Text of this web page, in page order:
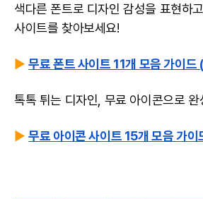
색다른폰트로 디자인 감성을 표현하
사이트를 찾아보세요!
▶️무료 폰트 사이트 11개 모음 가이
톡톡 튀는 디자인, 무료 아이콘으로 완
▶️무료 아이콘 사이트 15개 모음 가